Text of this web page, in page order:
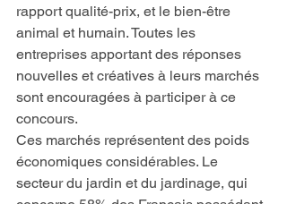
rapport qualité-prix, et le bien-être
animal et humain. Toutes les
entreprises apportant des réponses
nouvelles et créatives à leurs marchés
sont encouragées à participer à ce
concours.
Ces marchés représentent des poids
économiques considérables. Le
secteur du jardin et du jardinage, qui